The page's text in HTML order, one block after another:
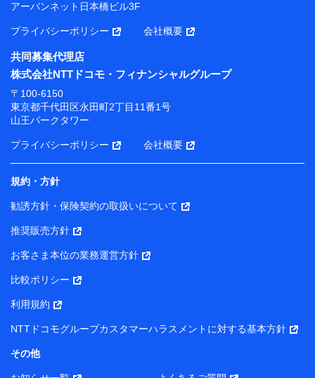
アーバンネット日本橋ビル3F
プライバシーポリシー 会社概要
共同募集代理店
株式会社NTTドコモ・フィナンシャルグループ
〒100-6150
東京都千代田区永田町2丁目11番1号
山王パークタワー
プライバシーポリシー 会社概要
規約・方針
勧誘方針・保険契約の取扱いについて
推奨販売方針
お客さま本位の業務運営方針
比較ポリシー
利用規約
NTTドコモグループカスタマーハラスメントに対する基本方針
その他